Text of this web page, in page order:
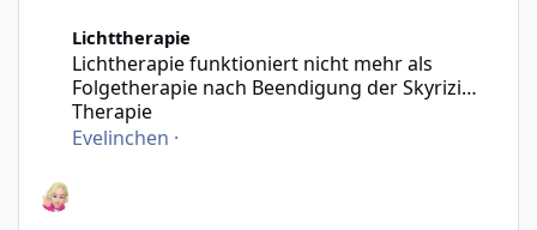
Lichttherapie
Lichtherapie funktioniert nicht mehr als
Folgetherapie nach Beendigung der Skyrizi
Therapie
Evelinchen ·